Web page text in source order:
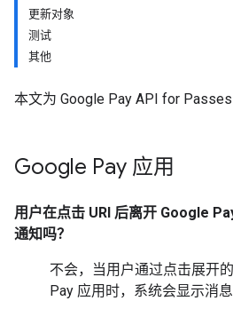
更新对象
测试
其他
本文为 Google Pay API for Passes
Google Pay 应用
用户在点击 URI 后离开 Google
通知吗？
不会，当用户通过点击展开
Pay 应用时，系统会显示消息